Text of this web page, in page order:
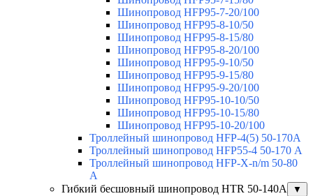
Шинопровод HFP95-7-20/100
Шинопровод HFP95-8-10/50
Шинопровод HFP95-8-15/80
Шинопровод HFP95-8-20/100
Шинопровод HFP95-9-10/50
Шинопровод HFP95-9-15/80
Шинопровод HFP95-9-20/100
Шинопровод HFP95-10-10/50
Шинопровод HFP95-10-15/80
Шинопровод HFP95-10-20/100
Троллейный шинопровод HFP-4(5) 50-170A
Троллейный шинопровод HFP55-4 50-170 А
Троллейный шинопровод HFP-X-n/m 50-80
A
Гибкий бесшовный шинопровод HTR 50-140А
▼